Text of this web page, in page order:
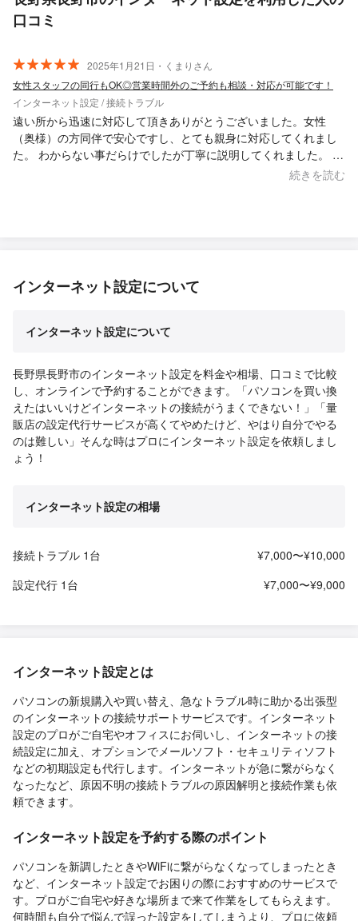
口コミ
2025年1月21日・くまりさん
女性スタッフの同行もOK◎営業時間外のご予約も相談・対応が可能です！
インターネット設定 / 接続トラブル
遠い所から迅速に対応して頂きありがとうございました。女性
（奥様）の方同伴で安心ですし、とても親身に対応してくれまし
た。 わからない事だらけでしたが丁寧に説明してくれました。 こ
続きを読む
インターネット設定について
インターネット設定について
長野県長野市のインターネット設定を料金や相場、口コミで比較
し、オンラインで予約することができます。「パソコンを買い換
えたはいいけどインターネットの接続がうまくできない！」「量
販店の設定代行サービスが高くてやめたけど、やはり自分でやる
のは難しい」そんな時はプロにインターネット設定を依頼しまし
ょう！
インターネット設定の相場
接続トラブル 1台
¥7,000〜¥10,000
設定代行 1台
¥7,000〜¥9,000
インターネット設定とは
パソコンの新規購入や買い替え、急なトラブル時に助かる出張型
のインターネットの接続サポートサービスです。インターネット
設定のプロがご自宅やオフィスにお伺いし、インターネットの接
続設定に加え、オプションでメールソフト・セキュリティソフト
などの初期設定も代行します。インターネットが急に繋がらなく
なったなど、原因不明の接続トラブルの原因解明と接続作業も依
頼できます。
インターネット設定を予約する際のポイント
パソコンを新調したときやWiFiに繋がらなくなってしまったとき
など、インターネット設定でお困りの際におすすめのサービスで
す。プロがご自宅や好きな場所まで来て作業をしてもらえます。
何時間も自分で悩んで誤った設定をしてしまうより、プロに依頼